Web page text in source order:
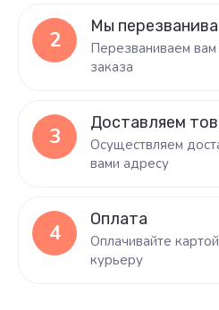
2
Мы
Перезваниваем
заказа
3
Доставляем
Осуществляем
вами адресу
4
Оплата
Оплачивайте
курьеру